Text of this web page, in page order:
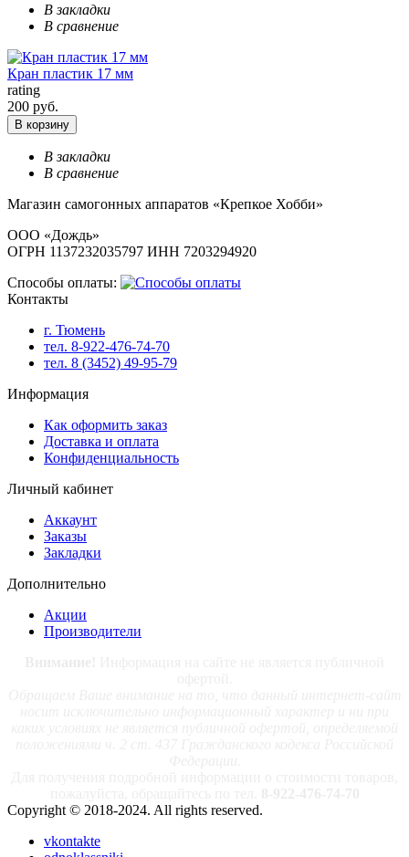
В закладки
В сравнение
Кран пластик 17 мм
rating
200 руб.
В корзину
В закладки
В сравнение
Магазин самогонных аппаратов «Крепкое Хобби»
ООО «Дождь»
ОГРН 1137232035797 ИНН 7203294920
Способы оплаты:
Контакты
г. Тюмень
тел. 8-922-476-74-70
тел. 8 (3452) 49-95-79
Информация
Как оформить заказ
Доставка и оплата
Конфиденциальность
Личный кабинет
Аккаунт
Заказы
Закладки
Дополнительно
Акции
Производители
Copyright © 2018-2024. All rights reserved.
vkontakte